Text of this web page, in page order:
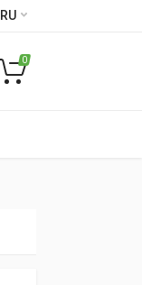
RU
0